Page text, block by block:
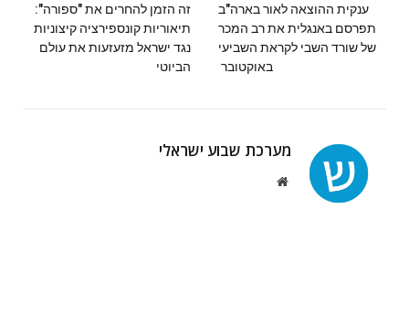
ענקית ההוצאה לאור בארה"ב
תפרסם באנגלית את רב המכר
של שורד השבי לקראת השביעי
באוקטובר
זה הזמן להחרים את "ספורה":
תיאוריות קונספירציה קיצוניות
נגד ישראל מזעזעות את עולם
הביוטי
מערכת שבוע ישראלי
Website